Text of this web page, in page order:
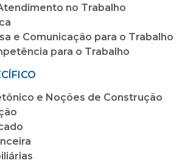
no Trabalho
e Comunicação para o Trabalho
para o Trabalho
e Noções de Construção